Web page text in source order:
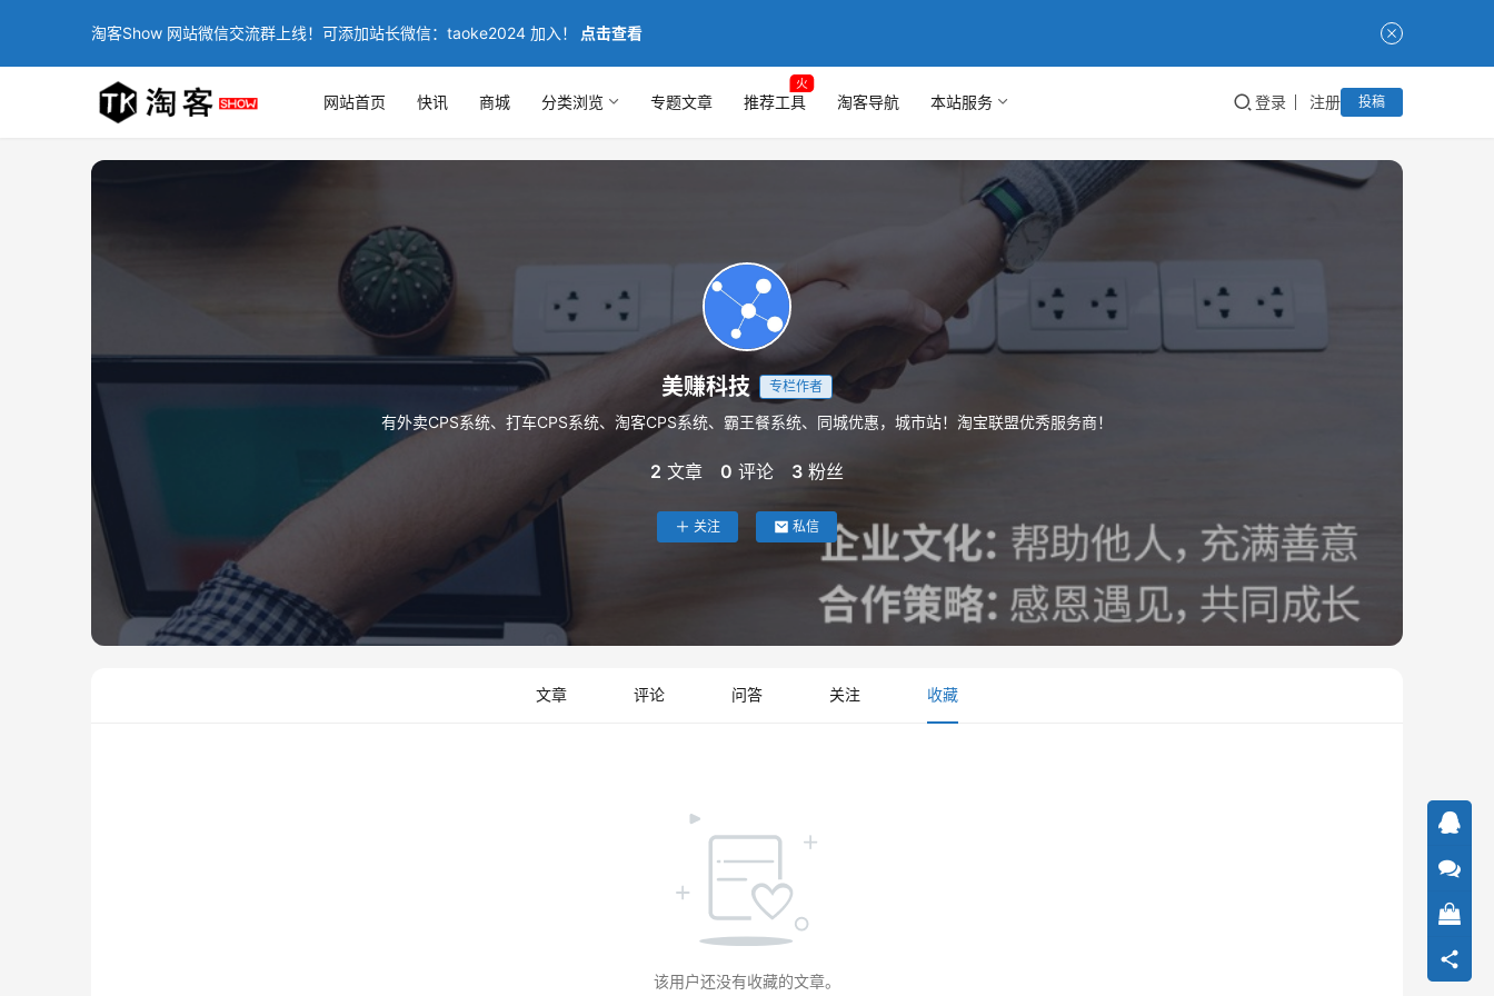
淘客Show 网站微信交流群上线！可添加站长微信：taoke2024 加入！ 点击查看
网站首页 快讯 商城 分类浏览 专题文章 推荐工具
火
淘客导航 本站服务 登录 注册 投稿
美赚科技 专栏作者
有外卖CPS系统、打车CPS系统、淘客CPS系统、霸王餐系统、同城优惠，城市站！淘宝联盟优秀服务商！
2 文章 0 评论 3 粉丝
关注 私信
文章 评论 问答 关注 收藏
该用户还没有收藏的文章。